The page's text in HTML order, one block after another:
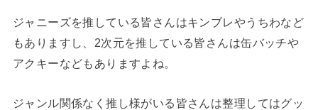
ジャニーズを推している皆さんはキンブレやうちわなど
もありますし、2次元を推している皆さんは缶バッチや
アクキーなどもありますよね。
ジャンル関係なく推し様がいる皆さんは整理してはグッ